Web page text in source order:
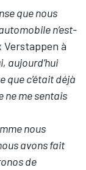
que nous
n’est-
Verstappen à
aujourd’hui
que c’était déjà
ne me sentais
nous
avons fait
de